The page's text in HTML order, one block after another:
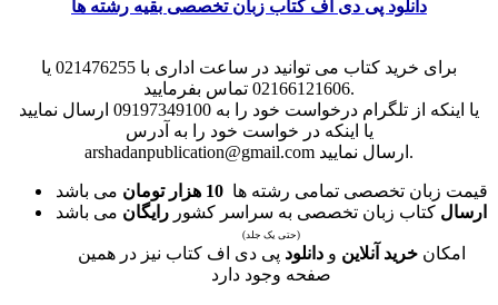
دانلود پی دی اف کتاب زبان تخصصی بقیه رشته ها
برای خرید کتاب می توانید در ساعت اداری با 021476255 یا
02166121606 تماس بفرمایید.
یا اینکه از تلگرام درخواست خود را به 09197349100 ارسال نمایید
یا اینکه در خواست خود را به آدرس
arshadanpublication@gmail.com ارسال نمایید.
قیمت زبان تخصصی تمامی رشته ها10 هزار تومان
می باشد
ارسال کتاب زبان تخصصی به سراسر کشور رایگان می باشد
(حتی یک جلد)
امکانخرید آنلاین ودانلود پی دی اف کتاب نیز در همین
صفحه وجود دارد